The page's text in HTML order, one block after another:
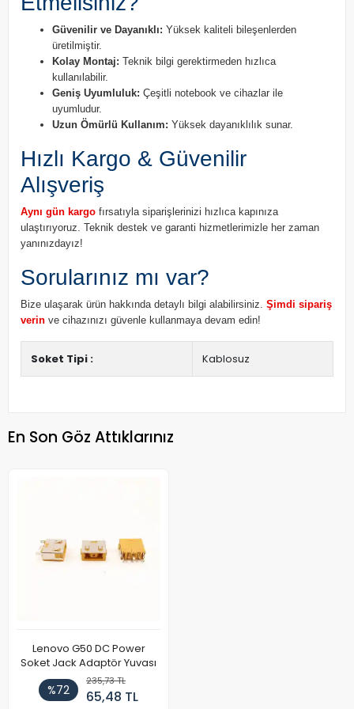
Güvenilir ve Dayanıklı: Yüksek kaliteli bileşenlerden
üretilmiştir.
Kolay Montaj: Teknik bilgi gerektirmeden hızlıca
kullanılabilir.
Geniş Uyumluluk: Çeşitli notebook ve cihazlar ile
uyumludur.
Uzun Ömürlü Kullanım: Yüksek dayanıklılık sunar.
Hızlı Kargo & Güvenilir
Alışveriş
Aynı gün kargo fırsatıyla siparişlerinizi hızlıca kapınıza
ulaştırıyoruz. Teknik destek ve garanti hizmetlerimizle her zaman
yanınızdayız!
Sorularınız mı var?
Bize ulaşarak ürün hakkında detaylı bilgi alabilirsiniz. Şimdi sipariş
verin ve cihazınızı güvenle kullanmaya devam edin!
Soket Tipi : Kablosuz
En Son Göz Attıklarınız
Lenovo G50 DC Power
Soket Jack Adaptör Yuvası
%72
235,73 TL
65,48 TL